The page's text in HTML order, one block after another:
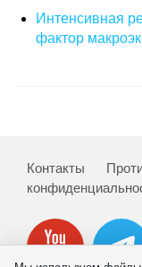
Интенсивная
фактор
Контакты